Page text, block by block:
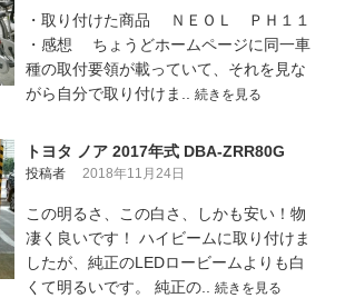
・取り付けた商品 ＮＥＯＬ ＰＨ１１
・感想 ちょうどホームページに同一車
種の取付要領が載っていて、それを見な
がら自分で取り付けま.. 続きを見る
トヨタ ノア 2017年式 DBA-ZRR80G
投稿者 2018年11月24日
この明るさ、この白さ、しかも安い！物
凄く良いです！ ハイビームに取り付けま
したが、純正のLEDロービームよりも白
くて明るいです。 純正の.. 続きを見る